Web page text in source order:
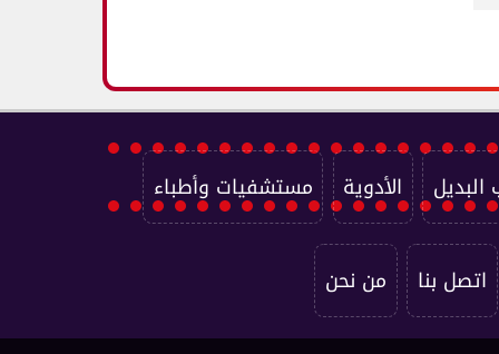
الأدوية مستشفيات وأطباء
اتصل بنا من نحن